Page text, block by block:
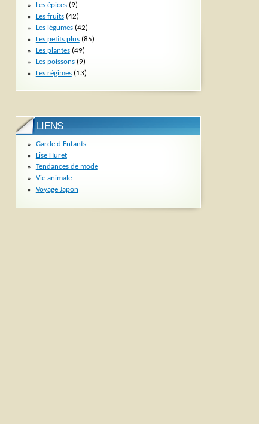
Les épices(9)
Les fruits(42)
Les légumes(42)
Les petits plus(85)
Les plantes(49)
Les poissons(9)
Les régimes(13)
LIENS
Garde d'Enfants
Lise Huret
Tendances de mode
Vie animale
Voyage Japon